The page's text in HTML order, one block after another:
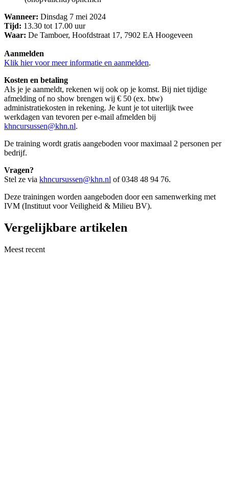
Wanneer: Dinsdag 7 mei 2024
Tijd: 13.30 tot 17.00 uur
Waar: De Tamboer, Hoofdstraat 17, 7902 EA Hoogeveen
Aanmelden
Klik hier voor meer informatie en aanmelden.
Kosten en betaling
Als je je aanmeldt, rekenen wij ook op je komst. Bij niet tijdige
afmelding of no show brengen wij € 50 (ex. btw)
administratiekosten in rekening. Je kunt je tot uiterlijk twee
werkdagen van tevoren per e-mail afmelden bij
khncursussen@khn.nl.
De training wordt gratis aangeboden voor maximaal 2 personen per
bedrijf.
Vragen?
Stel ze via khncursussen@khn.nl of 0348 48 94 76.
Deze trainingen worden aangeboden door een samenwerking met
IVM (Instituut voor Veiligheid & Milieu BV).
Vergelijkbare artikelen
Meest recent